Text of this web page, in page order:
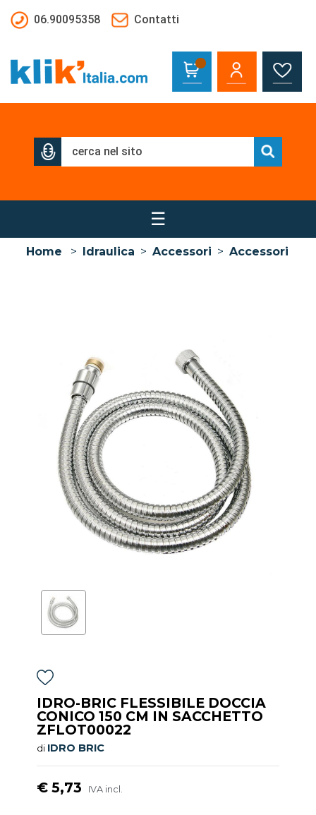
06.90095358
Contatti
☰
Home > Idraulica > Accessori > Accessori
IDRO-BRIC FLESSIBILE DOCCIA
CONICO 150 CM IN SACCHETTO
ZFLOT00022
di IDRO BRIC
€ 5,73 IVA incl.